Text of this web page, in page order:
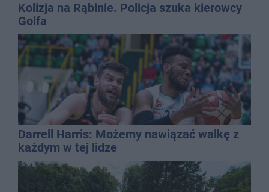
Kolizja na Rąbinie. Policja szuka kierowcy
Golfa
Darrell Harris: Możemy nawiązać walkę z
każdym w tej lidze